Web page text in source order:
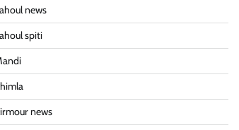
news
spiti
news